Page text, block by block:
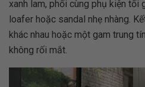
xanh lam, phối cùng phụ kiện tối
loafer hoặc sandal nhẹ nhàng.
khác nhau hoặc một gam trung
không rối mắt.